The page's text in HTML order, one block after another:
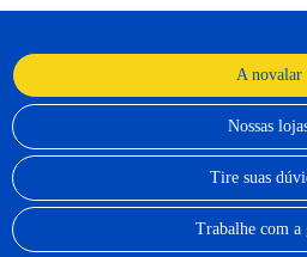
A novalar
Nossas
Tire suas
Trabalhe com a